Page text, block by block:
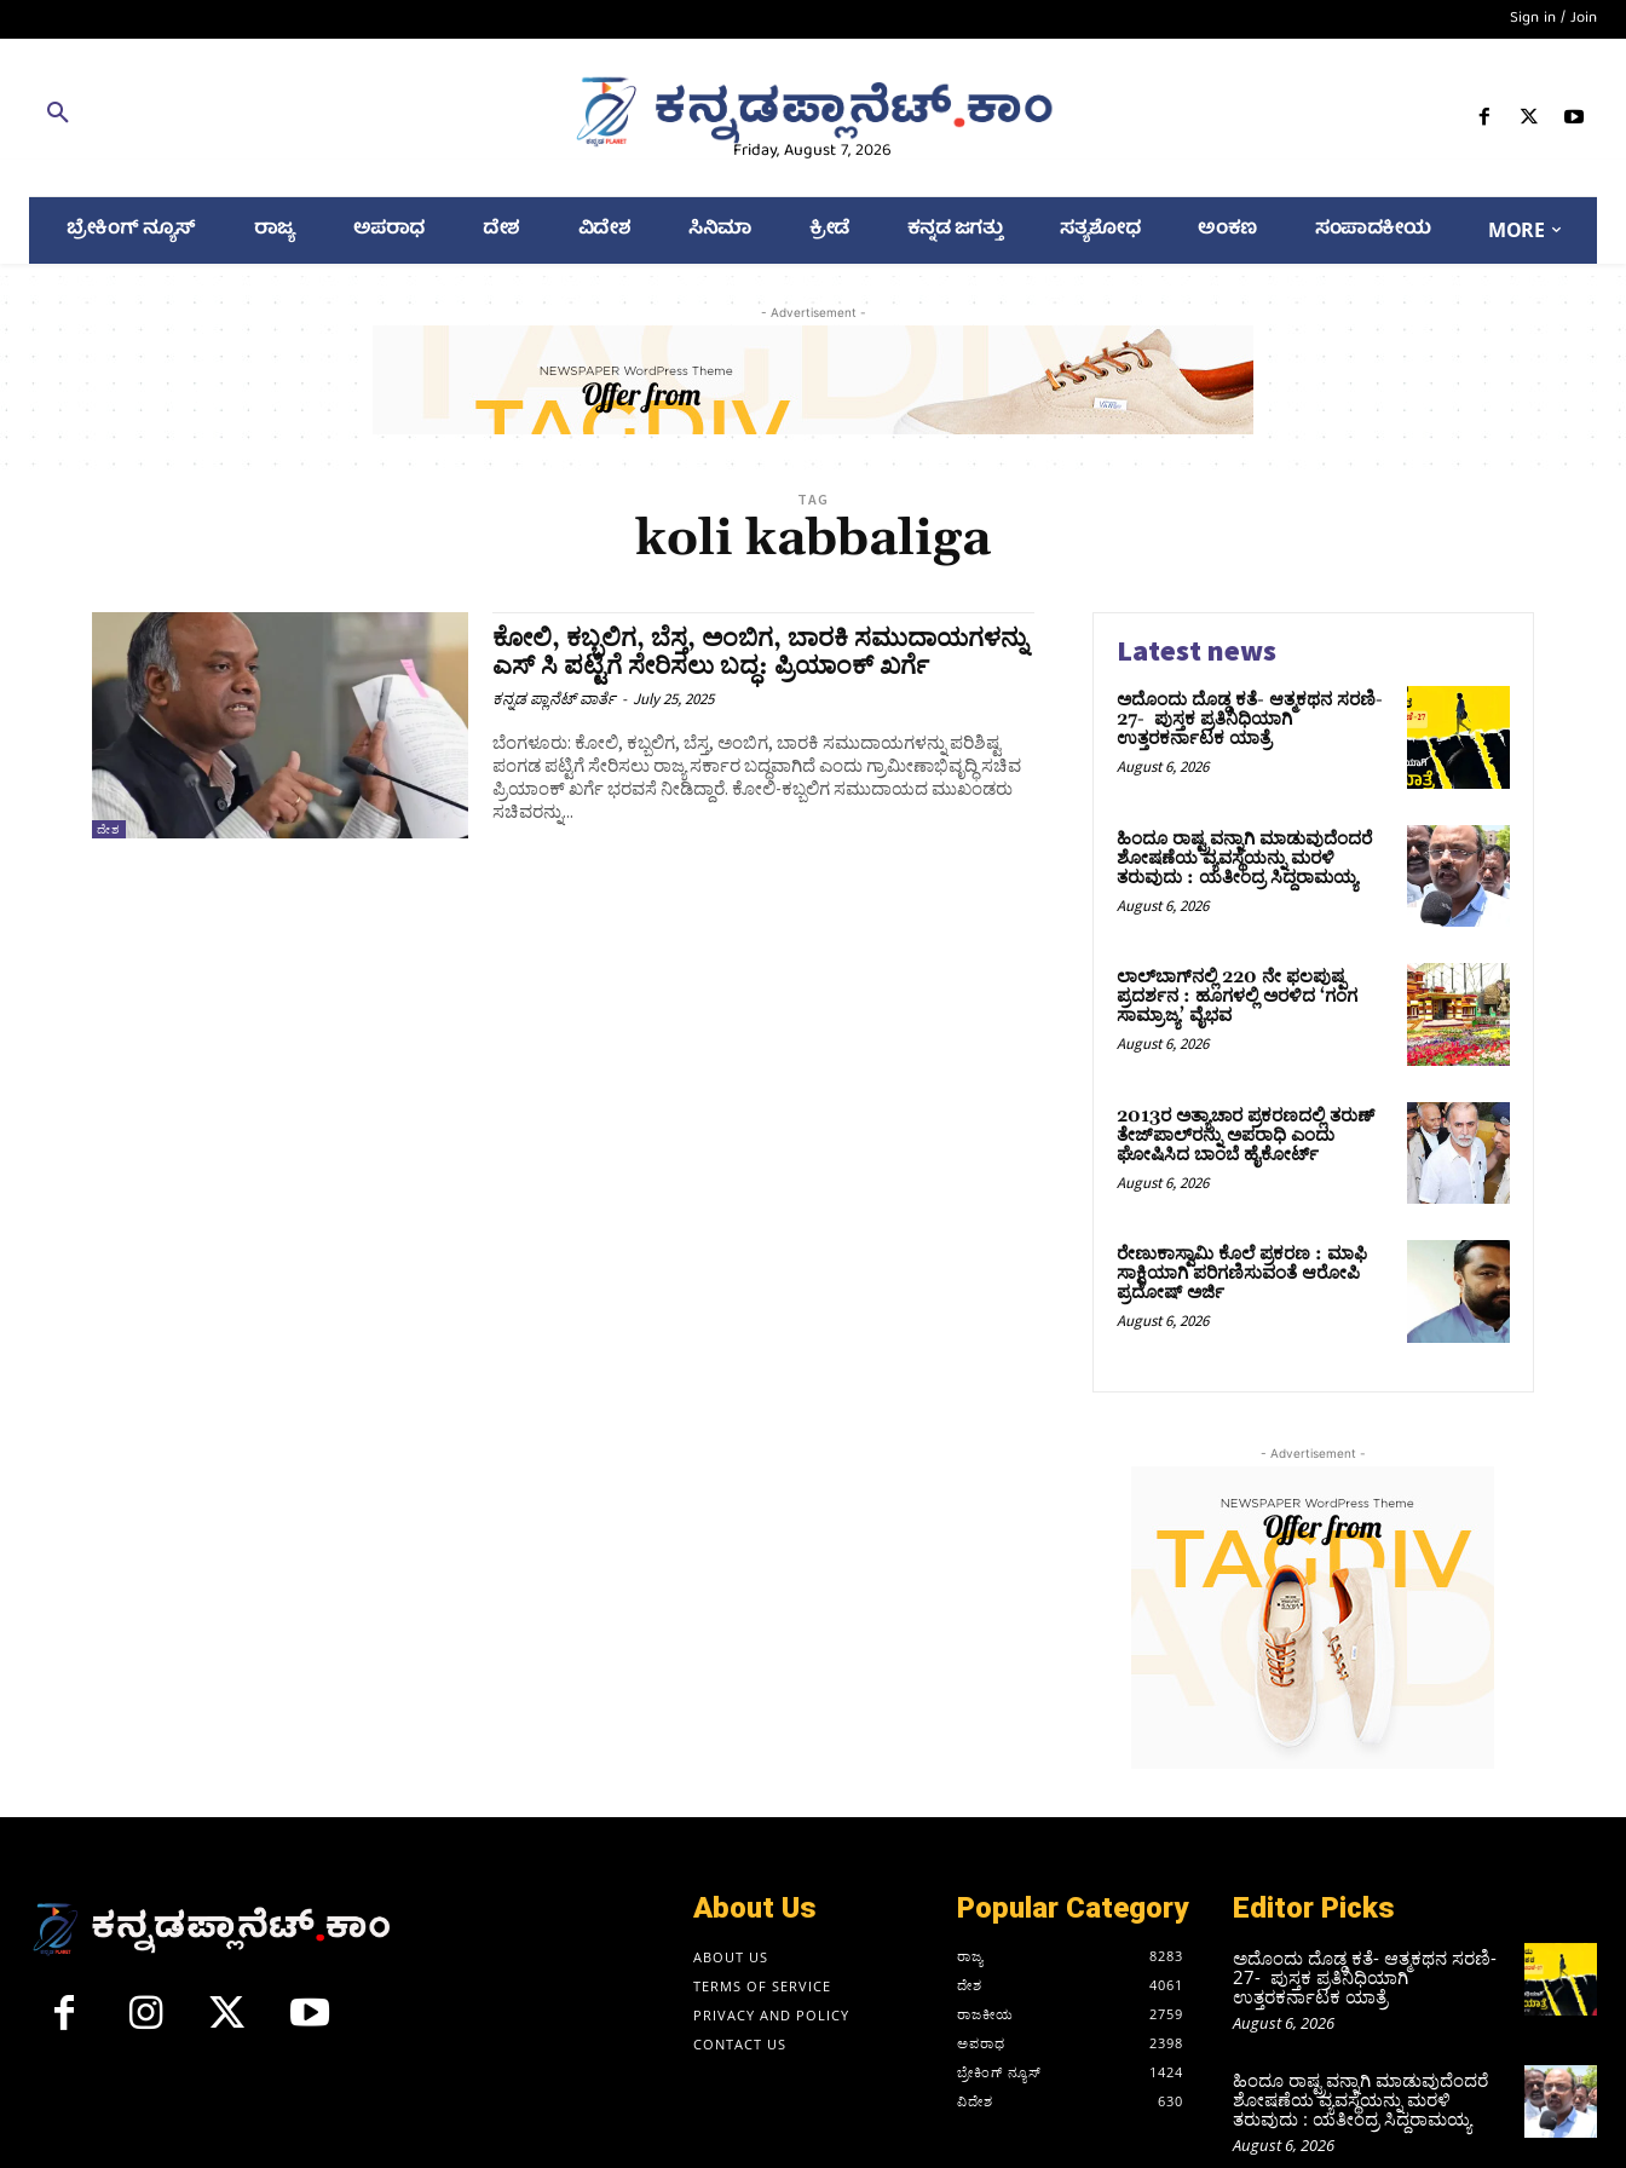
Sign in / Join
Friday, August 7, 2026
ಬ್ರೇಕಿಂಗ್ ನ್ಯೂಸ್ ರಾಜ್ಯ ಅಪರಾಧ ದೇಶ ವಿದೇಶ ಸಿನಿಮಾ ಕ್ರೀಡೆ ಕನ್ನಡ ಜಗತ್ತು ಸತ್ಯಶೋಧ ಅಂಕಣ ಸಂಪಾದಕೀಯ MORE
- Advertisement -
TAG
koli kabbaliga
ದೇಶ
‌ಕೋಲಿ, ಕಬ್ಬಲಿಗ, ಬೆಸ್ತ, ಅಂಬಿಗ, ಬಾರಕಿ ಸಮುದಾಯಗಳನ್ನು
ಎಸ್‌ ಸಿ ಪಟ್ಟಿಗೆ ಸೇರಿಸಲು ಬದ್ಧ: ಪ್ರಿಯಾಂಕ್‌ ಖರ್ಗೆ
ಕನ್ನಡ ಪ್ಲಾನೆಟ್ ವಾರ್ತೆ - July 25, 2025
ಬೆಂಗಳೂರು: ‌ಕೋಲಿ, ಕಬ್ಬಲಿಗ, ಬೆಸ್ತ, ಅಂಬಿಗ, ಬಾರಕಿ ಸಮುದಾಯಗಳನ್ನು ಪರಿಶಿಷ್ಟ
ಪಂಗಡ ಪಟ್ಟಿಗೆ ಸೇರಿಸಲು ರಾಜ್ಯ ಸರ್ಕಾರ ಬದ್ಧವಾಗಿದೆ ಎಂದು ಗ್ರಾಮೀಣಾಭಿವೃದ್ಧಿ ಸಚಿವ
ಪ್ರಿಯಾಂಕ್‌ ಖರ್ಗೆ ಭರವಸೆ ನೀಡಿದ್ದಾರೆ. ಕೋಲಿ-ಕಬ್ಬಲಿಗ ಸಮುದಾಯದ ಮುಖಂಡರು
ಸಚಿವರನ್ನು...
Latest news
ಅದೊಂದು ದೊಡ್ಡ ಕತೆ- ಆತ್ಮಕಥನ ಸರಣಿ-
27- ಪುಸ್ತಕ ಪ್ರತಿನಿಧಿಯಾಗಿ
ಉತ್ತರಕರ್ನಾಟಕ ಯಾತ್ರೆ
August 6, 2026
ಹಿಂದೂ ರಾಷ್ಟ್ರವನ್ನಾಗಿ ಮಾಡುವುದೆಂದರೆ
ಶೋಷಣೆಯ ವ್ಯವಸ್ಥೆಯನ್ನು ಮರಳಿ
ತರುವುದು : ಯತೀಂದ್ರ ಸಿದ್ದರಾಮಯ್ಯ
August 6, 2026
ಲಾಲ್‍ಬಾಗ್‍ನಲ್ಲಿ 220 ನೇ ಫಲಪುಷ್ಪ
ಪ್ರದರ್ಶನ : ಹೂಗಳಲ್ಲಿ ಅರಳಿದ ‘ಗಂಗ
ಸಾಮ್ರಾಜ್ಯ’ ವೈಭವ
August 6, 2026
2013ರ ಅತ್ಯಾಚಾರ ಪ್ರಕರಣದಲ್ಲಿ ತರುಣ್
ತೇಜ್‌ಪಾಲ್‌ರನ್ನು ಅಪರಾಧಿ ಎಂದು
ಘೋಷಿಸಿದ ಬಾಂಬೆ ಹೈಕೋರ್ಟ್
August 6, 2026
ರೇಣುಕಾಸ್ವಾಮಿ ಕೊಲೆ ಪ್ರಕರಣ : ಮಾಫಿ
ಸಾಕ್ಷಿಯಾಗಿ ಪರಿಗಣಿಸುವಂತೆ ಆರೋಪಿ
ಪ್ರದೋಷ್‌ ಅರ್ಜಿ
August 6, 2026
- Advertisement -
About Us
ABOUT US
TERMS OF SERVICE
PRIVACY AND POLICY
CONTACT US
Popular Category
ರಾಜ್ಯ
8283
ದೇಶ
4061
ರಾಜಕೀಯ
2759
ಅಪರಾಧ
2398
ಬ್ರೇಕಿಂಗ್ ನ್ಯೂಸ್
1424
ವಿದೇಶ
630
Editor Picks
ಅದೊಂದು ದೊಡ್ಡ ಕತೆ- ಆತ್ಮಕಥನ ಸರಣಿ-
27- ಪುಸ್ತಕ ಪ್ರತಿನಿಧಿಯಾಗಿ
ಉತ್ತರಕರ್ನಾಟಕ ಯಾತ್ರೆ
August 6, 2026
ಹಿಂದೂ ರಾಷ್ಟ್ರವನ್ನಾಗಿ ಮಾಡುವುದೆಂದರೆ
ಶೋಷಣೆಯ ವ್ಯವಸ್ಥೆಯನ್ನು ಮರಳಿ
ತರುವುದು : ಯತೀಂದ್ರ ಸಿದ್ದರಾಮಯ್ಯ
August 6, 2026